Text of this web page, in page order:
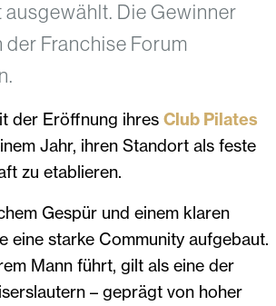
Die Gewinner
der Franchise Forum
der Eröffnung ihres Club Pilates
Jahr, ihren Standort als feste
zu etablieren.
Gespür und einem klaren
eine starke Community aufgebaut.
Mann führt, gilt als eine der
– geprägt von hoher